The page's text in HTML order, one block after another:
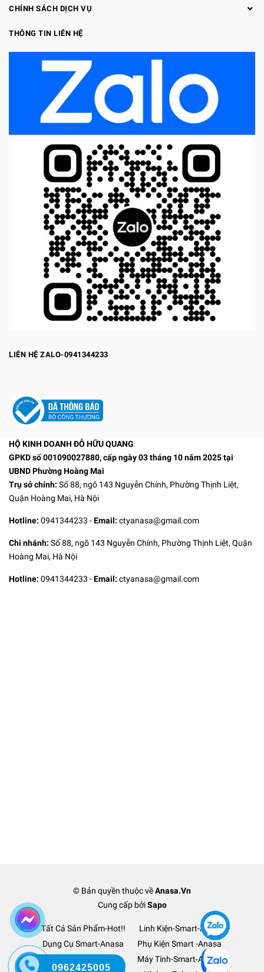
CHÍNH SÁCH DỊCH VỤ
THÔNG TIN LIÊN HỆ
LIÊN HỆ ZALO-0941344233
HỘ KINH DOANH ĐỖ HỮU QUANG
GPKD số 001090027880, cấp ngày 03 tháng 10 năm 2025 tại
UBND Phường Hoàng Mai
Trụ sở chính: Số 88, ngõ 143 Nguyễn Chính, Phường Thịnh Liệt,
Quận Hoàng Mai, Hà Nội
Hotline: 0941344233 -Email: ctyanasa@gmail.com
Chi nhánh: Số 88, ngõ 143 Nguyễn Chính, Phường Thịnh Liệt, Quận
Hoàng Mai, Hà Nội
Hotline: 0941344233 -Email: ctyanasa@gmail.com
© Bản quyền thuộc vềAnasa.Vn
Cung cấp bởi Sapo
Tất Cả Sản Phẩm-Hot!!
Linh Kiện-Smart-Anasa
Dụng Cụ Smart-Anasa
Phụ Kiện Smart -Anasa
Ô Tô Xe Hơi TM-Anasa
Máy Tính-Smart-Anasa
0962425005